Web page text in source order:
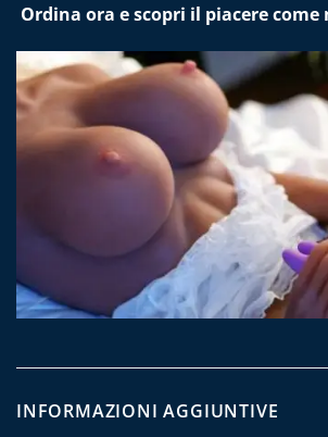
Ordina ora e scopri il piacere come
INFORMAZIONI AGGIUNTIVE